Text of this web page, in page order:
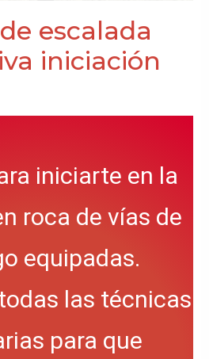
escalada
iniciación
iniciarte en la
roca de vías de
equipadas.
las técnicas
para que